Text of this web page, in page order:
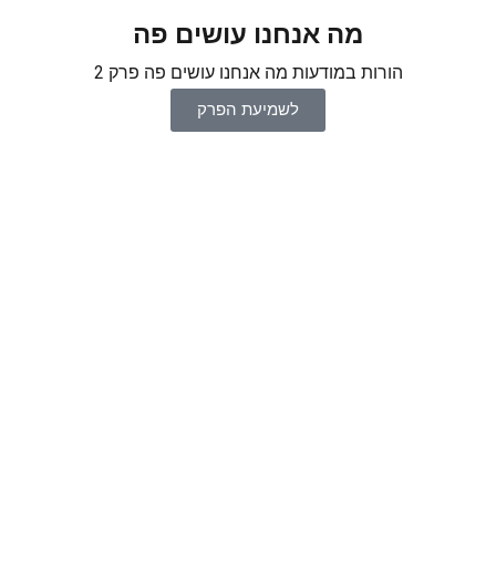
מה אנחנו עושים פה
הורות במודעות מה אנחנו עושים פה פרק 2
לשמיעת הפרק